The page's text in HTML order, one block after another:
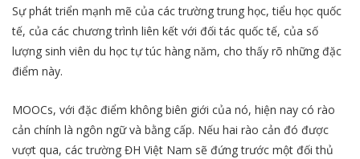
Sự phát triển mạnh mẽ của các trường trung học, tiểu học quốc
tế, của các chương trình liên kết với đối tác quốc tế, của số
lượng sinh viên du học tự túc hàng năm, cho thấy rõ những đặc
điểm này.
MOOCs, với đặc điểm không biên giới của nó, hiện nay có rào
cản chính là ngôn ngữ và bằng cấp. Nếu hai rào cản đó được
vượt qua, các trường ĐH Việt Nam sẽ đứng trước một đối thủ